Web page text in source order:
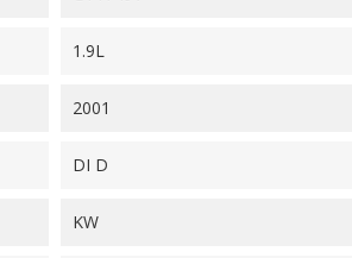
1.9L
2001
DI D
KW